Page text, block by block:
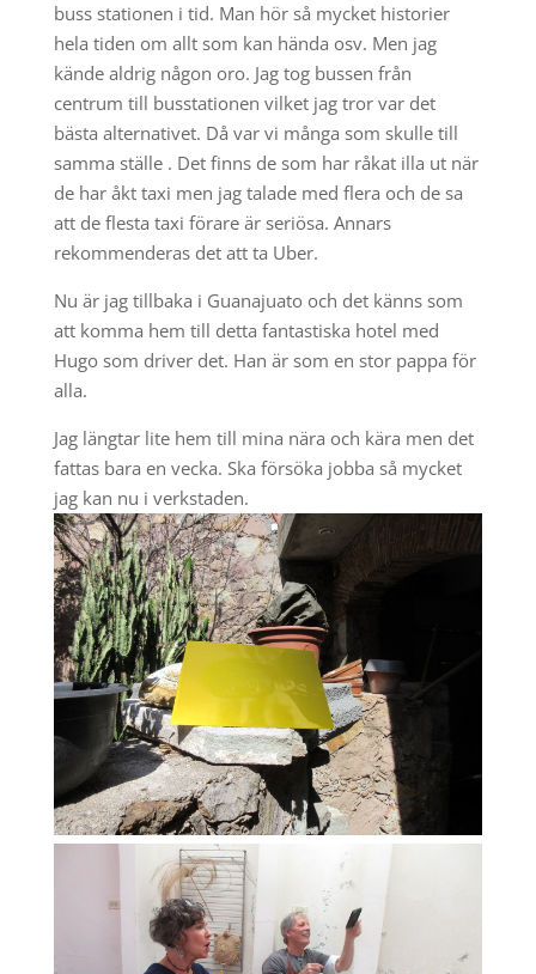
buss stationen i tid. Man hör så mycket historier
hela tiden om allt som kan hända osv. Men jag
kände aldrig någon oro. Jag tog bussen från
centrum till busstationen vilket jag tror var det
bästa alternativet. Då var vi många som skulle till
samma ställe . Det finns de som har råkat illa ut när
de har åkt taxi men jag talade med flera och de sa
att de flesta taxi förare är seriösa. Annars
rekommenderas det att ta Uber.
Nu är jag tillbaka i Guanajuato och det känns som
att komma hem till detta fantastiska hotel med
Hugo som driver det. Han är som en stor pappa för
alla.
Jag längtar lite hem till mina nära och kära men det
fattas bara en vecka. Ska försöka jobba så mycket
jag kan nu i verkstaden.